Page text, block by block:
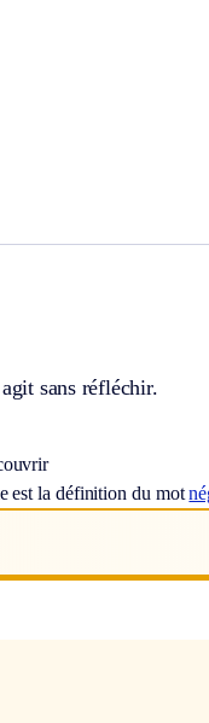
sans réfléchir.
est la définition du mot